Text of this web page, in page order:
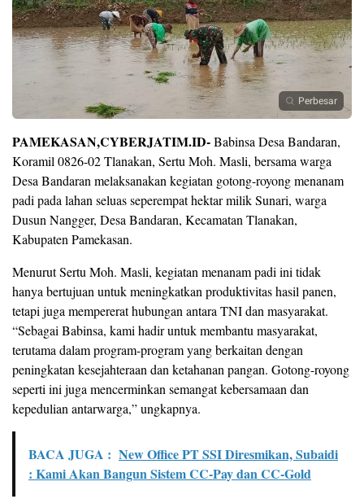
Perbesar
PAMEKASAN,CYBERJATIM.ID-Babinsa Desa Bandaran,
Koramil 0826-02 Tlanakan, Sertu Moh. Masli, bersama warga
Desa Bandaran melaksanakan kegiatan gotong-royong menanam
padi pada lahan seluas seperempat hektar milik Sunari, warga
Dusun Nangger, Desa Bandaran, Kecamatan Tlanakan,
Kabupaten Pamekasan.
Menurut Sertu Moh. Masli, kegiatan menanam padi ini tidak
hanya bertujuan untuk meningkatkan produktivitas hasil panen,
tetapi juga mempererat hubungan antara TNI dan masyarakat.
“Sebagai Babinsa, kami hadir untuk membantu masyarakat,
terutama dalam program-program yang berkaitan dengan
peningkatan kesejahteraan dan ketahanan pangan. Gotong-royong
seperti ini juga mencerminkan semangat kebersamaan dan
kepedulian antarwarga,” ungkapnya.
BACA JUGA : New Office PT SSI Diresmikan, Subaidi
: Kami Akan Bangun Sistem CC-Pay dan CC-Gold